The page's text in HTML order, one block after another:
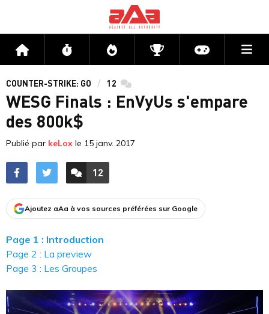
Accueil Flux Directs CompétitionsActu jeux
COUNTER-STRIKE: GO 12 commentaires
WESG Finals : EnVyUs s'empare
des 800k$
Publié par keLox le 15 janv. 2017
ACCÉDER AUX
12
COMMENTAIRES
Ajoutez aAa à vos sources préférées sur Google
Page 1 : Introduction
Page 2 : La preview
Page 3 : Les Groupes